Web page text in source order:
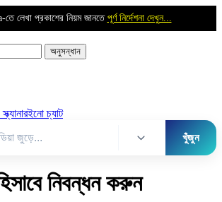
লেখা প্রকাশের নিয়ম জানতে পূর্ণ নির্দেশনা দেখুন...
ইনো চ্যাট
খুঁজুন
নিবন্ধন করুন